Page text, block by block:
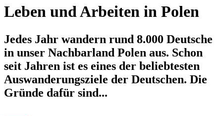
1
Leben und Arbeiten in Polen
Jedes Jahr wandern rund 8.000 Deutsche
in unser Nachbarland Polen aus. Schon
seit Jahren ist es eines der beliebtesten
Auswanderungsziele der Deutschen. Die
Gründe dafür sind...